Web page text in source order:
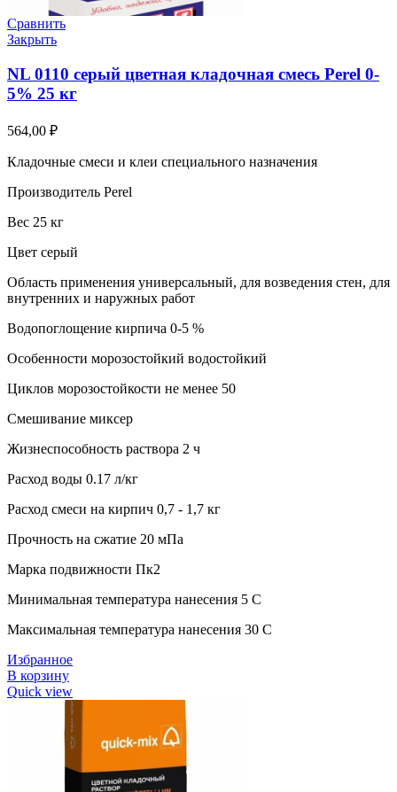
Сравнить
Закрыть
NL 0110 серый цветная кладочная смесь Perel 0-
5% 25 кг
564,00 ₽
Кладочные смеси и клеи специального назначения
Производитель Perel
Вес 25 кг
Цвет серый
Область применения универсальный, для возведения стен, для
внутренних и наружных работ
Водопоглощение кирпича 0-5 %
Особенности морозостойкий водостойкий
Циклов морозостойкости не менее 50
Смешивание миксер
Жизнеспособность раствора 2 ч
Расход воды 0.17 л/кг
Расход смеси на кирпич 0,7 - 1,7 кг
Прочность на сжатие 20 мПа
Марка подвижности Пк2
Минимальная температура нанесения 5 C
Максимальная температура нанесения 30 C
Избранное
В корзину
Quick view